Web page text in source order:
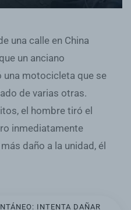
una calle en China
un anciano
motocicleta que se
de varias otras.
el hombre tiró el
inmediatamente
daño a la unidad, él
INTENTA DAÑAR